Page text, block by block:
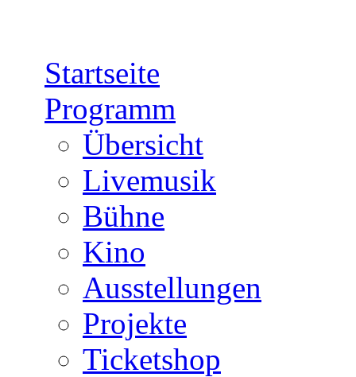
Startseite
Programm
Übersicht
Livemusik
Bühne
Kino
Ausstellungen
Projekte
Ticketshop